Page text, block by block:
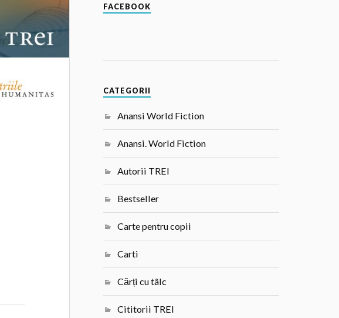
FACEBOOK
CATEGORII
Anansi World Fiction
Anansi. World Fiction
Autorii TREI
Bestseller
Carte pentru copii
Carti
Cărți cu tâlc
Cititorii TREI